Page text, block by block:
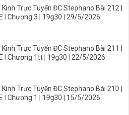
Kinh Trực Tuyến ĐC Stephano Bài 212 |
I Chương 3 | 19g30 | 29/5/2026
Trực Tuyến ĐC Stephano Bài 211 |
I Chương 1tt | 19g30 | 22/5/2026
Trực Tuyến ĐC Stephano Bài 210 |
I Chương 1 | 19g30 | 15/5/2026